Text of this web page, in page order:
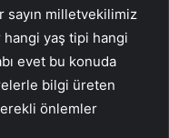
sayın milletvekilimiz
hangi yaş tipi hangi
evet bu konuda
bilgi üreten
önlemler